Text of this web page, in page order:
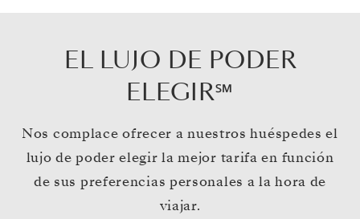
EL LUJO DE PODER
ELEGIR℠
Nos complace ofrecer a nuestros huéspedes el
lujo de poder elegir la mejor tarifa en función
de sus preferencias personales a la hora de
viajar.